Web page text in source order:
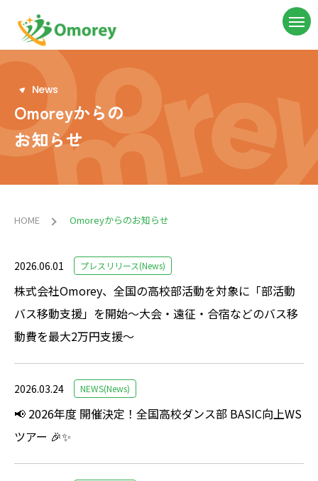
News
Omoreyからの
お知らせ
HOME Omoreyからのお知らせ
2026.06.01 プレスリリース(News)
株式会社Omorey、全国の高校部活動を対象に「部活動
バス移動支援」を開始～大会・遠征・合宿などのバス移
動費を最大2万円支援～
2026.03.24 NEWS(News)
📢 2026年度 開催決定！全国高校ダンス部 BASIC向上WS
ツアー 🎉✨